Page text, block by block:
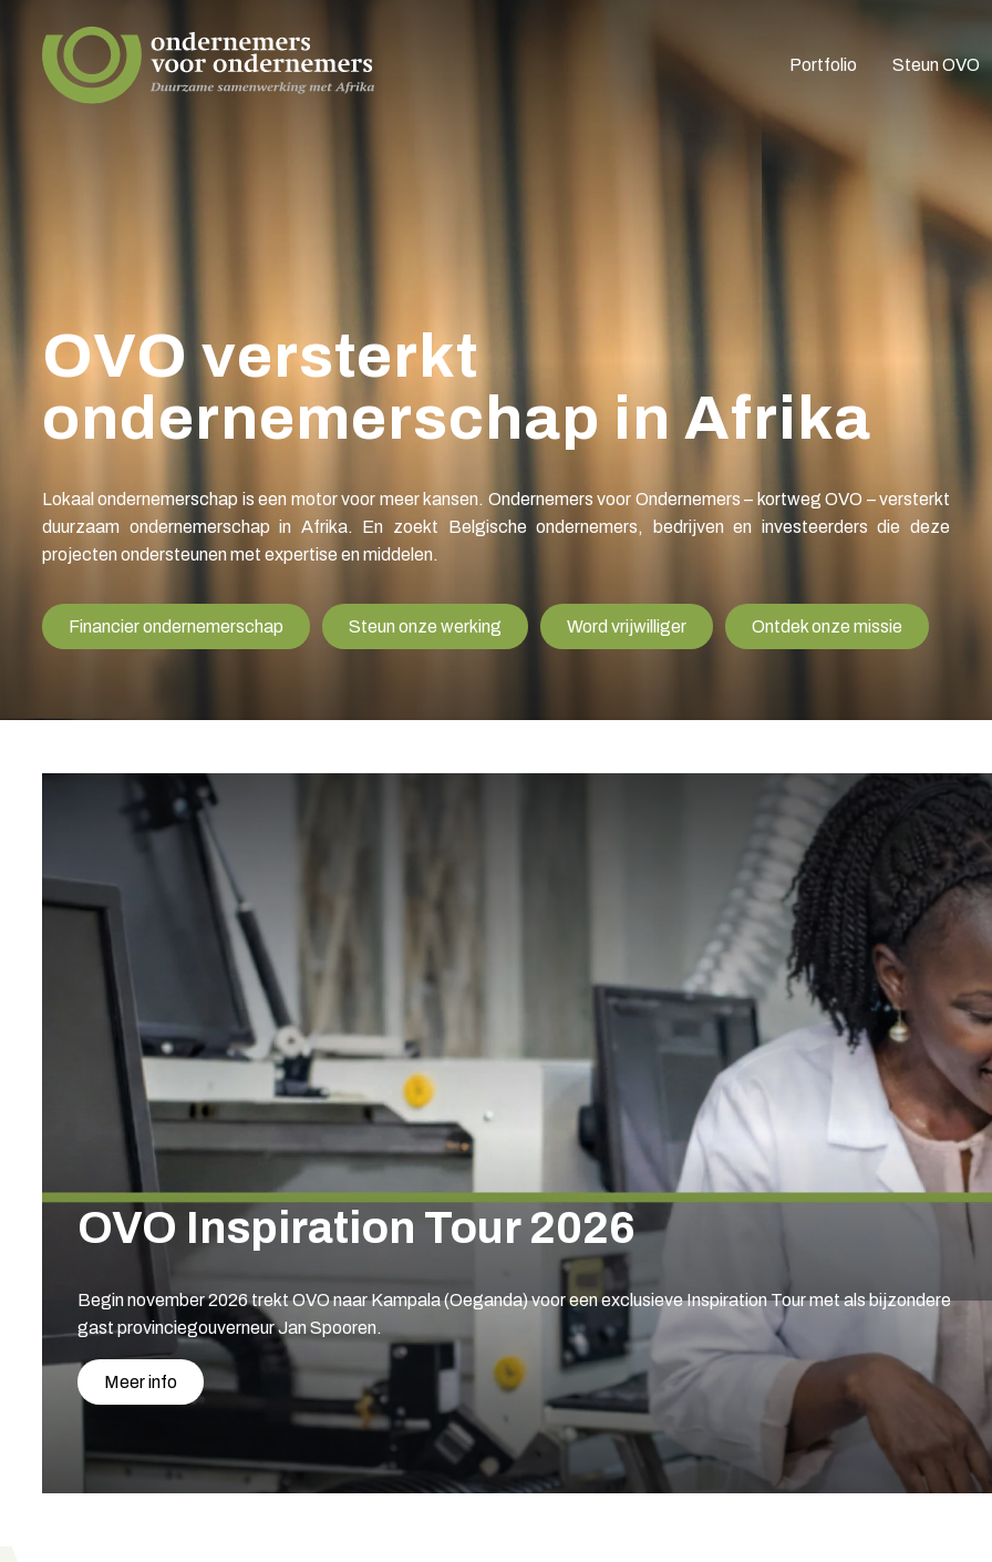
Portfolio Steun OVO
OVO versterkt
ondernemerschap in Afrika
Lokaal ondernemerschap is een motor voor meer kansen. Ondernemers voor Ondernemers – kortweg OVO – versterkt
duurzaam ondernemerschap in Afrika. En zoekt Belgische ondernemers, bedrijven en investeerders die deze
projecten ondersteunen met expertise en middelen.
Financier ondernemerschap Steun onze werking Word vrijwilliger Ontdek onze missie
OVO Inspiration Tour 2026
Begin november 2026 trekt OVO naar Kampala (Oeganda) voor een exclusieve Inspiration Tour met als bijzondere
gast provinciegouverneur Jan Spooren.
Meer info